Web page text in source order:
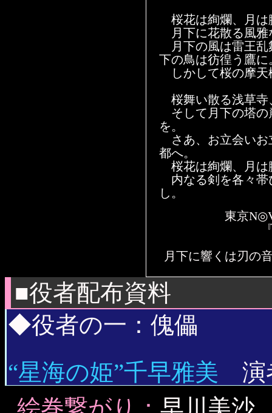
桜花は絢爛、月は
月下に花散る風雅
月下の風は雷王乱
下の鳥は彷徨う鷹に
しかして桜の摩天
桜舞い散る浅草寺
そして月下の塔の
を。
さあ、お立会いお
都へ。
桜花は絢爛、月は
内なる剣を各々帯
し。
東京
月下に響くは刃の
■役者配布資料
◆役者の一：傀儡
“星海の姫”千早雅美 演